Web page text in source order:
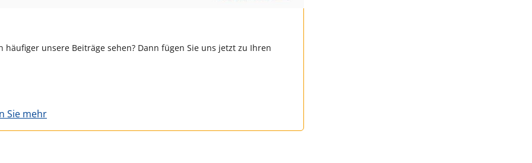
unsere Beiträge sehen? Dann fügen Sie uns jetzt zu Ihren
Sie mehr